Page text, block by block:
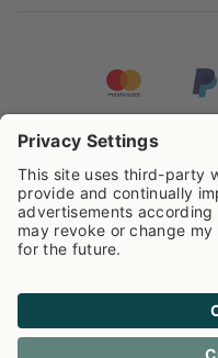
auf der Grundlage von
Cookie info